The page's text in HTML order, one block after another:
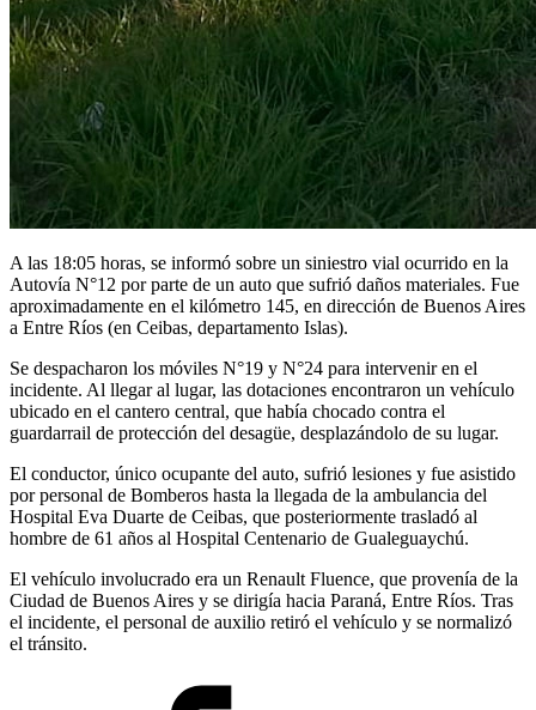
A las 18:05 horas, se informó sobre un siniestro vial ocurrido en la
Autovía N°12 por parte de un auto que sufrió daños materiales. Fue
aproximadamente en el kilómetro 145, en dirección de Buenos Aires
a Entre Ríos (en Ceibas, departamento Islas).
Se despacharon los móviles N°19 y N°24 para intervenir en el
incidente. Al llegar al lugar, las dotaciones encontraron un vehículo
ubicado en el cantero central, que había chocado contra el
guardarrail de protección del desagüe, desplazándolo de su lugar.
El conductor, único ocupante del auto, sufrió lesiones y fue asistido
por personal de Bomberos hasta la llegada de la ambulancia del
Hospital Eva Duarte de Ceibas, que posteriormente trasladó al
hombre de 61 años al Hospital Centenario de Gualeguaychú.
El vehículo involucrado era un Renault Fluence, que provenía de la
Ciudad de Buenos Aires y se dirigía hacia Paraná, Entre Ríos. Tras
el incidente, el personal de auxilio retiró el vehículo y se normalizó
el tránsito.